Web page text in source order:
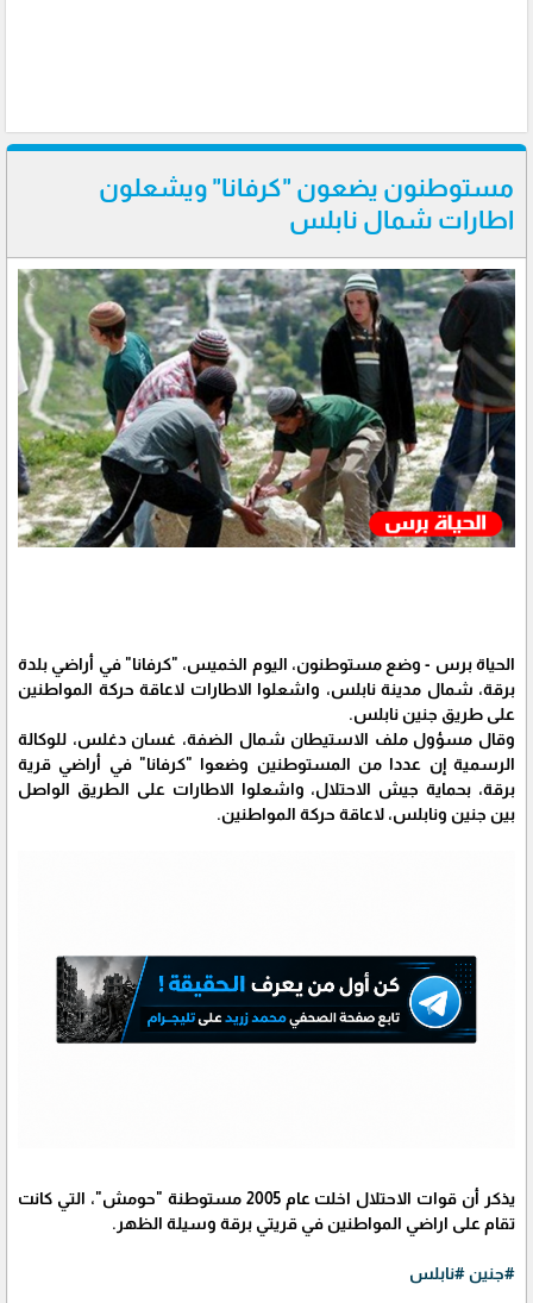
مستوطنون يضعون "كرفانا" ويشعلون
اطارات شمال نابلس
الحياة برس - وضع مستوطنون، اليوم الخميس، "كرفانا" في أراضي بلدة
برقة، شمال مدينة نابلس، واشعلوا الاطارات لاعاقة حركة المواطنين
على طريق جنين نابلس.
وقال مسؤول ملف الاستيطان شمال الضفة، غسان دغلس، للوكالة
الرسمية إن عددا من المستوطنين وضعوا "كرفانا" في أراضي قرية
برقة، بحماية جيش الاحتلال، واشعلوا الاطارات على الطريق الواصل
بين جنين ونابلس، لاعاقة حركة المواطنين.
يذكر أن قوات الاحتلال اخلت عام 2005 مستوطنة "حومش"، التي كانت
تقام على اراضي المواطنين في قريتي برقة وسيلة الظهر.
#جنين#نابلس